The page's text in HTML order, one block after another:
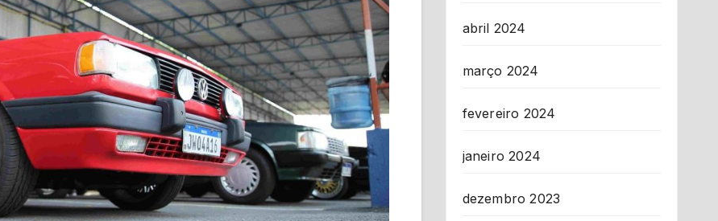
abril 2024
março 2024
fevereiro 2024
janeiro 2024
dezembro 2023